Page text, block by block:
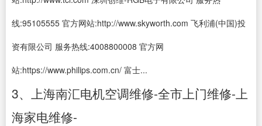
线:95105555 官方网站:http://www.skyworth.com 飞利浦(中国)投
资有限公司 服务热线:4008800008 官方网
站:https://www.philips.com.cn/ 富士...
3、上海南汇电机空调维修-全市上门维修-上
海家电维修-